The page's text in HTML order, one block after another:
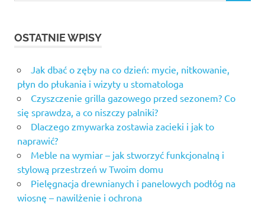
OSTATNIE WPISY
Jak dbać o zęby na co dzień: mycie, nitkowanie,
płyn do płukania i wizyty u stomatologa
Czyszczenie grilla gazowego przed sezonem? Co
się sprawdza, a co niszczy palniki?
Dlaczego zmywarka zostawia zacieki i jak to
naprawić?
Meble na wymiar – jak stworzyć funkcjonalną i
stylową przestrzeń w Twoim domu
Pielęgnacja drewnianych i panelowych podłóg na
wiosnę – nawilżenie i ochrona